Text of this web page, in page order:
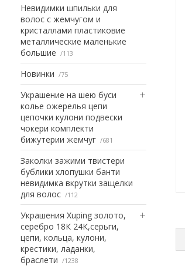
Невидимки шпильки для
волос с жемчугом и
кристаллами пластиковие
металлические маленькие
большие
113
Новинки 75
Украшение на шею буси
колье ожерелья цепи
цепочки кулони подвески
чокери комплекти
бижутерии жемчуг
681
Заколки зажими твистери
бублики хлопушки банти
невидимка вкрутки защелки
для волос
112
Украшения Xuping золото,
серебро 18К 24К,серьги,
цепи, кольца, кулони,
крестики, ладанки,
браслети
1238